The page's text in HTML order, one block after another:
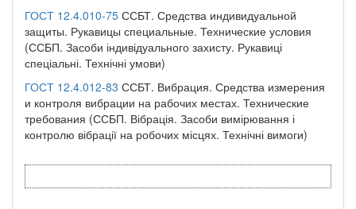
ГОСТ 12.4.010-75 ССБТ. Средства индивидуальной
защиты. Рукавицы специальные. Технические условия
(ССБП. Засоби індивідуального захисту. Рукавиці
спеціальні. Технічні умови)
ГОСТ 12.4.012-83 ССБТ. Вибрация. Средства измерения
и контроля вибрации на рабочих местах. Технические
требования (ССБП. Вібрація. Засоби вимірювання і
контролю вібрації на робочих місцях. Технічні вимоги)